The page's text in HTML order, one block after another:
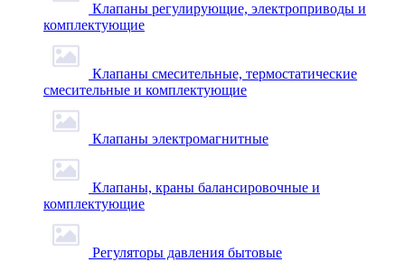
Клапаны регулирующие, электроприводы и
комплектующие
Клапаны смесительные, термостатические
смесительные и комплектующие
Клапаны электромагнитные
Клапаны, краны балансировочные и
комплектующие
Регуляторы давления бытовые